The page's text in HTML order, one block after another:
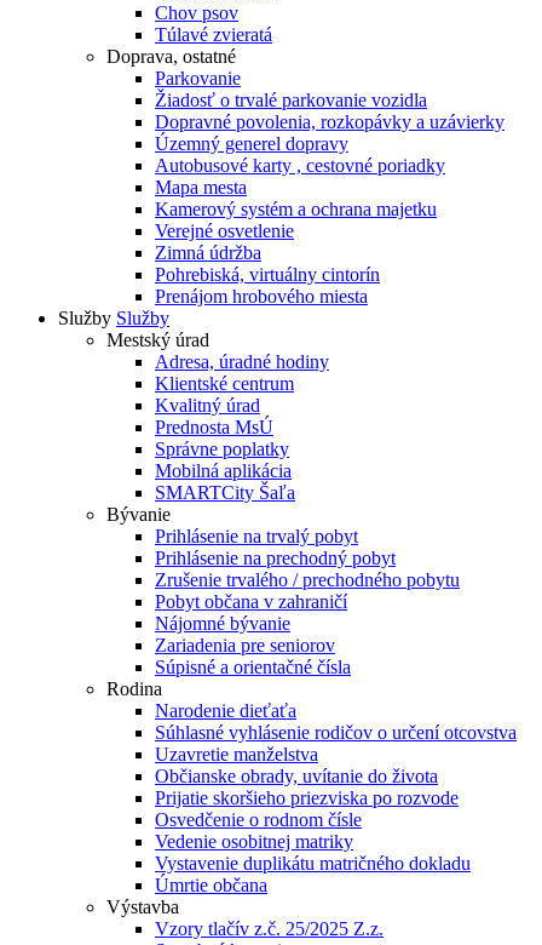
Chov psov
Túlavé zvieratá
Doprava, ostatné
Parkovanie
Žiadosť o trvalé parkovanie vozidla
Dopravné povolenia, rozkopávky a uzávierky
Územný generel dopravy
Autobusové karty , cestovné poriadky
Mapa mesta
Kamerový systém a ochrana majetku
Verejné osvetlenie
Zimná údržba
Pohrebiská, virtuálny cintorín
Prenájom hrobového miesta
Služby Služby
Mestský úrad
Adresa, úradné hodiny
Klientské centrum
Kvalitný úrad
Prednosta MsÚ
Správne poplatky
Mobilná aplikácia
SMARTCity Šaľa
Bývanie
Prihlásenie na trvalý pobyt
Prihlásenie na prechodný pobyt
Zrušenie trvalého / prechodného pobytu
Pobyt občana v zahraničí
Nájomné bývanie
Zariadenia pre seniorov
Súpisné a orientačné čísla
Rodina
Narodenie dieťaťa
Súhlasné vyhlásenie rodičov o určení otcovstva
Uzavretie manželstva
Občianske obrady, uvítanie do života
Prijatie skoršieho priezviska po rozvode
Osvedčenie o rodnom čísle
Vedenie osobitnej matriky
Vystavenie duplikátu matričného dokladu
Úmrtie občana
Výstavba
Vzory tlačív z.č. 25/2025 Z.z.